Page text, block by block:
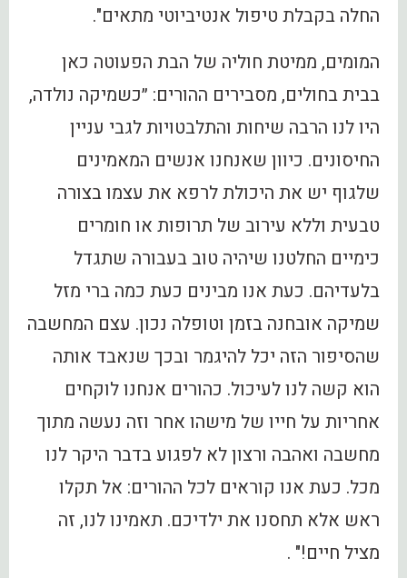
החלה בקבלת טיפול אנטיביוטי מתאים".
המומים, ממיטת חוליה של הבת הפעוטה כאן
בבית בחולים, מסבירים ההורים: ״כשמיקה נולדה,
היו לנו הרבה שיחות והתלבטויות לגבי עניין
החיסונים. כיוון שאנחנו אנשים המאמינים
שלגוף יש את היכולת לרפא את עצמו בצורה
טבעית וללא עירוב של תרופות או חומרים
כימיים החלטנו שיהיה טוב בעבורה שתגדל
בלעדיהם. כעת אנו מבינים כעת כמה ברי מזל
שמיקה אובחנה בזמן וטופלה נכון. עצם המחשבה
שהסיפור הזה יכל להיגמר ובכך שנאבד אותה
הוא קשה לנו לעיכול. כהורים אנחנו לוקחים
אחריות על חייו של מישהו אחר וזה נעשה מתוך
מחשבה ואהבה ורצון לא לפגוע בדבר היקר לנו
מכל. כעת אנו קוראים לכל ההורים: אל תקלו
ראש אלא תחסנו את ילדיכם. תאמינו לנו, זה
מציל חיים!" .